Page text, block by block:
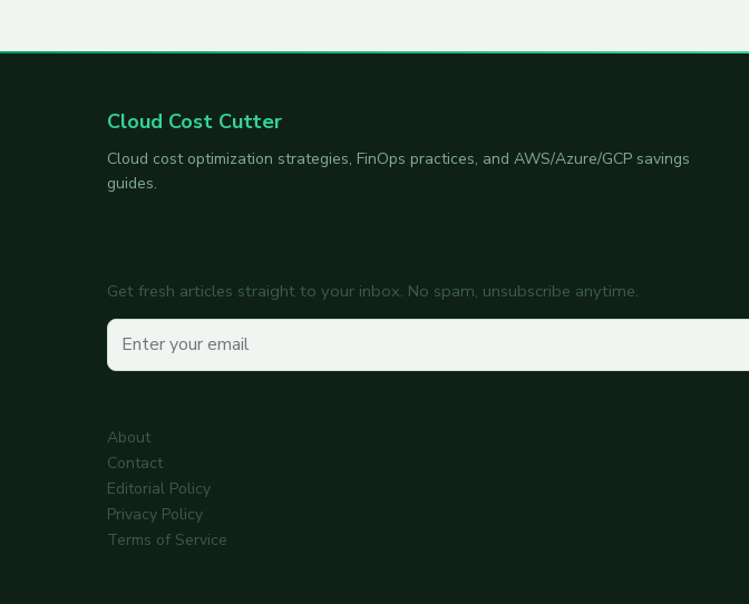
Cloud Cost Cutter
Cloud cost optimization strategies, FinOps practices, and AWS/Azure/GCP savings
guides.
Get fresh articles straight to your inbox. No spam, unsubscribe anytime.
Your email
About
Contact
Editorial Policy
Privacy Policy
Terms of Service